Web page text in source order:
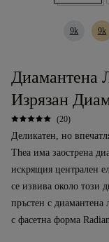
9k 9k
Диамантена
Изрязан
(20)
Деликатен, но
Thea има заострена
искрящия централен
се извива около този
пръстен с диамантена
с фасетна форма